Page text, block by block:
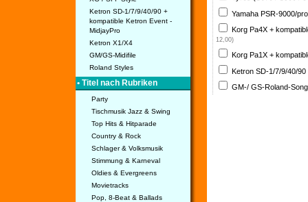
Ketron SD-1/7/9/40/90 +
kompatible Ketron Event -
MidjayPro
Ketron X1/X4
GM/GS-Midifile
Roland Styles
• Titel nach Rubriken
Party
Tischmusik Jazz & Swing
Top Hits & Hitparade
Country & Rock
Schlager & Volksmusik
Stimmung & Karneval
Oldies & Evergreens
Movietracks
Pop, 8-Beat & Ballads
Yamaha PSR-9000/
Korg Pa4X +
12,00)
Korg Pa1X +
Ketron SD-1/7/9/40/
GM-/ GS-Roland-